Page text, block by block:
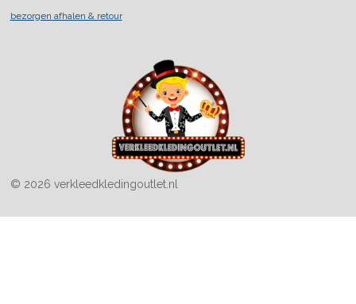
bezorgen afhalen & retour
© 2026 verkleedkledingoutlet.nl